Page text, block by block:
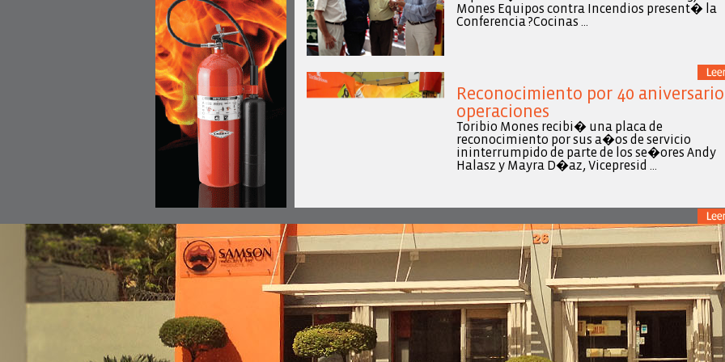
Mones Equipos contra Incendios present� la
Conferencia ?Cocinas ...
Reconocimiento por 40
operaciones
Toribio Mones recibi� una placa de
reconocimiento por sus a�os de servicio
ininterrumpido de parte de los se�ores Andy
Halasz y Mayra D�az, Vicepresid ...